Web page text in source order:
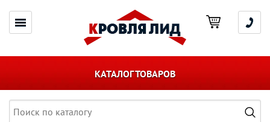
КАТАЛОГ ТОВАРОВ